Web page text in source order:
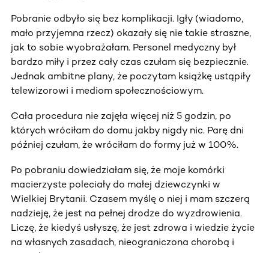
Pobranie odbyło się bez komplikacji. Igły (wiadomo,
mało przyjemna rzecz) okazały się nie takie straszne,
jak to sobie wyobrażałam. Personel medyczny był
bardzo miły i przez cały czas czułam się bezpiecznie.
Jednak ambitne plany, że poczytam książkę ustąpiły
telewizorowi i mediom społecznościowym.
Cała procedura nie zajęła więcej niż 5 godzin, po
których wróciłam do domu jakby nigdy nic. Parę dni
później czułam, że wróciłam do formy już w 100%.
Po pobraniu dowiedziałam się, że moje komórki
macierzyste poleciały do małej dziewczynki w
Wielkiej Brytanii. Czasem myślę o niej i mam szczerą
nadzieję, że jest na pełnej drodze do wyzdrowienia.
Liczę, że kiedyś usłyszę, że jest zdrowa i wiedzie życie
na własnych zasadach, nieograniczona chorobą i